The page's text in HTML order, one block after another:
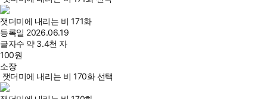
잿더미에 내리는 비 171화
등록일 2026.06.19
글자수 약 3.4천 자
100원
소장
잿더미에 내리는 비 170화 선택